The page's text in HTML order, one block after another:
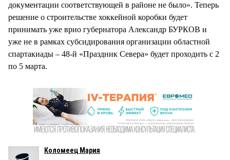
документации соответствующей в районе не было». Теперь
решение о строительстве хоккейной коробки будет
принимать уже врио губернатора Александр БУРКОВ и
уже не в рамках субсидирования организации областной
спартакиады – 48-й «Праздник Севера» будет проходить с 2
по 5 марта.
Коломеец Мария